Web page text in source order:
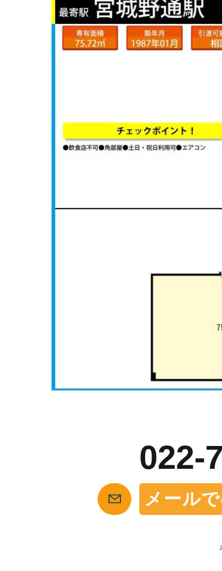
022-
メール